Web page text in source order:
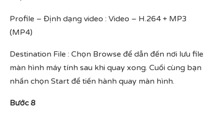
Profile – Định dạng video : Video – H.264 + MP3
(MP4)
Destination File : Chọn Browse để dẫn đến nơi lưu file
màn hình máy tính sau khi quay xong. Cuối cùng bạn
nhấn chọn Start để tiến hành quay màn hình.
Bước 8